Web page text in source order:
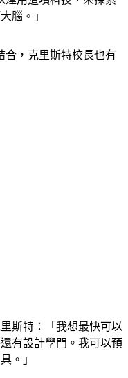
腦。」
合，克里斯特校長也有
斯特：「我想最快可以
有設計學門。我可以預
。」